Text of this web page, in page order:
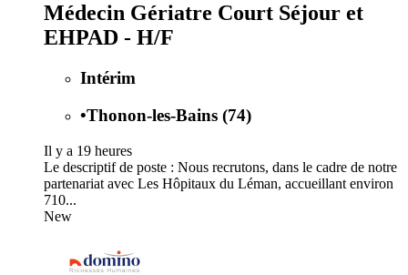
Médecin Gériatre Court Séjour et
EHPAD - H/F
Intérim
•Thonon-les-Bains (74)
Il y a 19 heures
Le descriptif de poste : Nous recrutons, dans le cadre de notre
partenariat avec Les Hôpitaux du Léman, accueillant environ
710...
New